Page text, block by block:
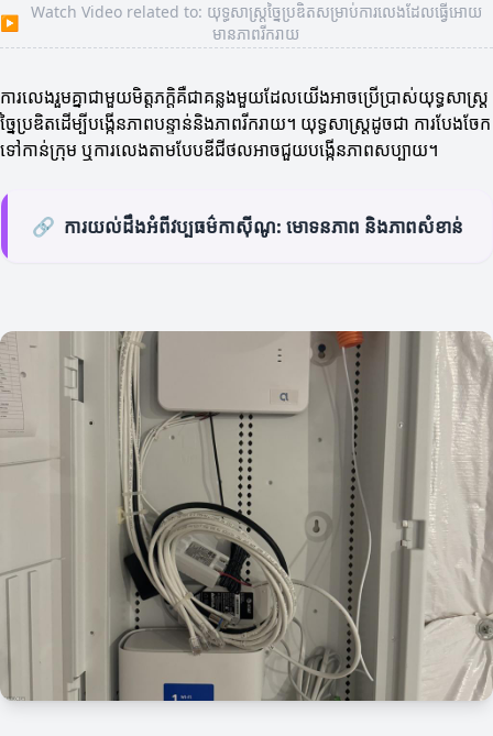
▶
Watch Video related to: យុទ្ធសាស្ត្រច្នៃប្រឌិតសម្រាប់ការលេងដែលធ្វើអោយ
មានភាពរីករាយ
ការលេងរួមគ្នាជាមួយមិត្តភក្តិគឺជាគន្លងមួយដែលយើងអាចប្រើប្រាស់យុទ្ធសាស្ត្រ
ច្នៃប្រឌិតដើម្បីបង្កើនភាពបន្ទាន់និងភាពរីករាយ។ យុទ្ធសាស្ត្រដូចជា ការបែងចែក
ទៅកាន់ក្រុម ឬការលេងតាមបែបឌីជីថលអាចជួយបង្កើនភាពសប្បាយ។
🔗 ការយល់ដឹងអំពីវប្បធម៌កាស៊ីណូ: មោទនភាព និងភាពសំខាន់